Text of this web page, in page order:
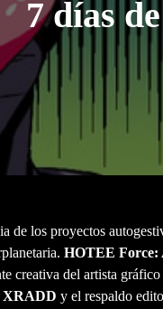
7 días
de los proyectos
HOTEE Force:
creativa del artista
XRADD y el respaldo